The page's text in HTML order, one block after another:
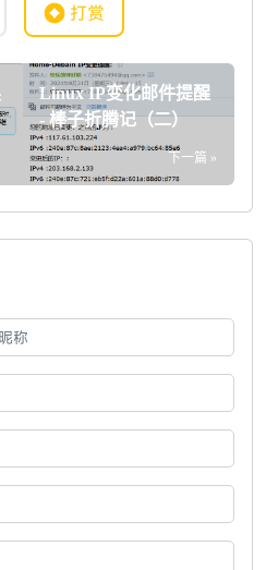
打赏
Linux IP变化邮件提醒
- 棒子折腾记（二）
下一篇 »